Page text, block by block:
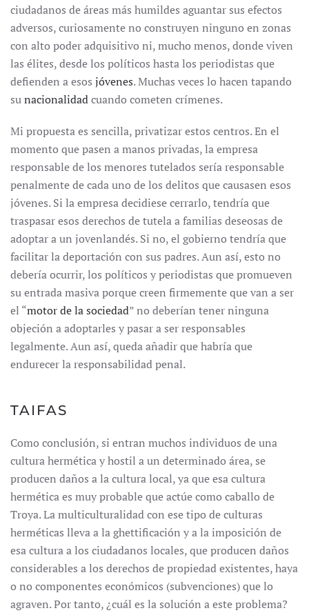
ciudadanos de áreas más humildes aguantar sus efectos
adversos, curiosamente no construyen ninguno en zonas
con alto poder adquisitivo ni, mucho menos, donde viven
las élites, desde los políticos hasta los periodistas que
defienden a esos jóvenes. Muchas veces lo hacen tapando
sunacionalidadcuando cometen crímenes.
Mi propuesta es sencilla, privatizar estos centros. En el
momento que pasen a manos privadas, la empresa
responsable de los menores tutelados sería responsable
penalmente de cada uno de los delitos que causasen esos
jóvenes. Si la empresa decidiese cerrarlo, tendría que
traspasar esos derechos de tutela a familias deseosas de
adoptar a un jovenlandés. Si no, el gobierno tendría que
facilitar la deportación con sus padres. Aun así, esto no
debería ocurrir, los políticos y periodistas que promueven
su entrada masiva porque creen firmemente que van a ser
el “motor de la sociedad” no deberían tener ninguna
objeción a adoptarles y pasar a ser responsables
legalmente. Aun así, queda añadir que habría que
endurecer la responsabilidad penal.
TAIFAS
Como conclusión, si entran muchos individuos de una
cultura hermética y hostil a un determinado área, se
producen daños a la cultura local, ya que esa cultura
hermética es muy probable que actúe como caballo de
Troya. La multiculturalidad con ese tipo de culturas
herméticas lleva a la ghettificación y a la imposición de
esa cultura a los ciudadanos locales, que producen daños
considerables a los derechos de propiedad existentes, haya
o no componentes económicos (subvenciones) que lo
agraven. Por tanto, ¿cuál es la solución a este problema?